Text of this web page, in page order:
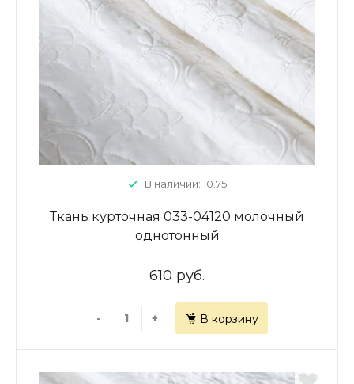
В наличии: 10.75
Ткань курточная 033-04120 молочный
однотонный
610 руб.
- + В корзину